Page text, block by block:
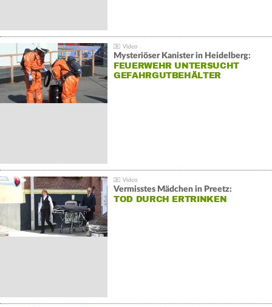
Mysteriöser Kanister in Heidelberg:
FEUERWEHR UNTERSUCHT
GEFAHRGUTBEHÄLTER
Vermisstes Mädchen in Preetz:
TOD DURCH ERTRINKEN